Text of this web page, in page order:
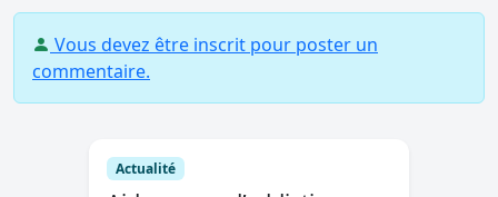
Vous devez être inscrit pour poster un
commentaire.
Actualité